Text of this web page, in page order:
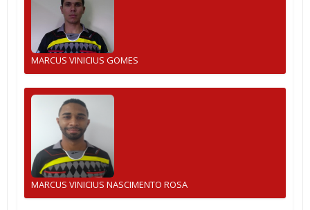
MARCUS VINICIUS GOMES
MARCUS VINICIUS NASCIMENTO ROSA